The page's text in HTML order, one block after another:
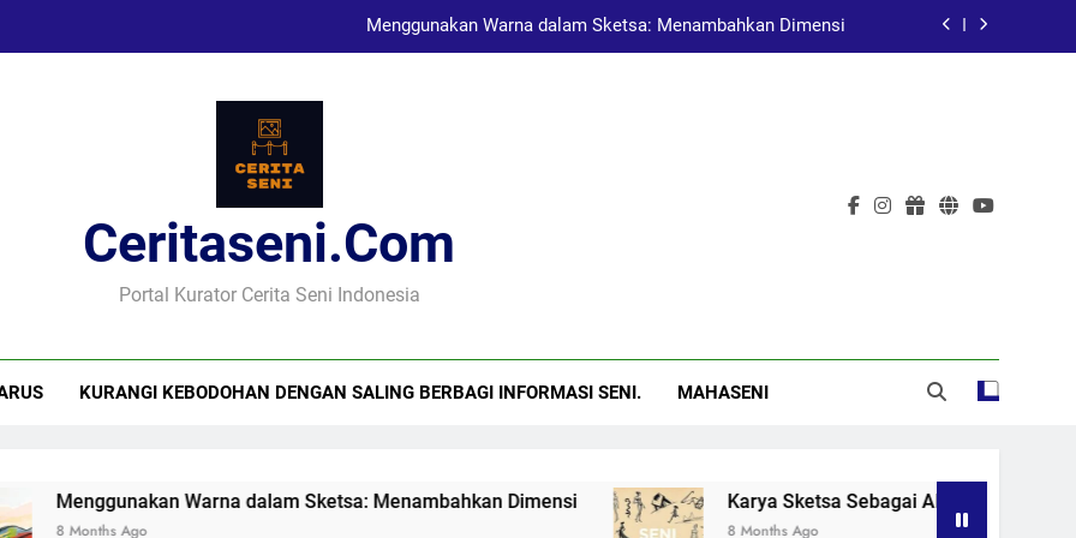
Menggunakan Warna dalam Sketsa: Menambahkan Dimensi
Seni Visual dan Implikasi Sosial: Menggugah Kesadaran Melalui Karya
Menggunakan Warna dalam Sketsa: Menambahkan Dimensi
Karya Sketsa Sebagai Alat Pembelajaran dalam Pendidikan Seni
Ceritaseni.com
Portal Kurator Cerita Seni Indonesia
KURANGI KEBODOHAN DENGAN SALING BERBAGI INFORMASI SENI. MAHASENI
Warna dalam Sketsa: Menambahkan Dimensi Karya Sketsa Sebagai Alat Pembelajaran dalam
8 Months Ago